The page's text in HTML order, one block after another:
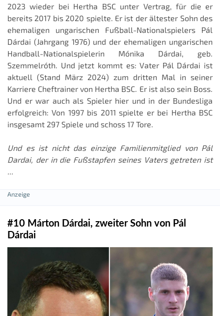
2023 wieder bei Hertha BSC unter Vertrag, für die er
bereits 2017 bis 2020 spielte. Er ist der ältester Sohn des
ehemaligen ungarischen Fußball-Nationalspielers Pál
Dárdai (Jahrgang 1976) und der ehemaligen ungarischen
Handball-Nationalspielerin Mónika Dárdai, geb.
Szemmelróth. Und jetzt kommt es: Vater Pál Dárdai ist
aktuell (Stand März 2024) zum dritten Mal in seiner
Karriere Cheftrainer von Hertha BSC. Er ist also sein Boss.
Und er war auch als Spieler hier und in der Bundesliga
erfolgreich: Von 1997 bis 2011 spielte er bei Hertha BSC
insgesamt 297 Spiele und schoss 17 Tore.
Und es ist nicht das einzige Familienmitglied von Pál
Dardai, der in die Fußstapfen seines Vaters getreten ist
...
#10 Márton Dárdai, zweiter Sohn von Pál
Dárdai